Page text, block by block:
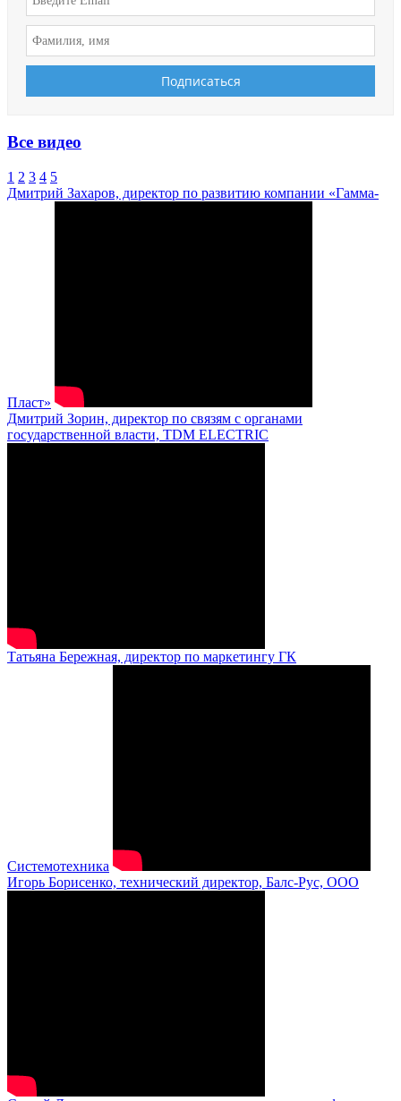
Все видео
1 2 3 4 5
Дмитрий Захаров, директор по развитию компании «Гамма-
Пласт»
Дмитрий Зорин, директор по связям с органами
государственной власти, TDM ELECTRIC
Татьяна Бережная, директор по маркетингу ГК
Системотехника
Игорь Борисенко, технический директор, Балс-Рус, ООО